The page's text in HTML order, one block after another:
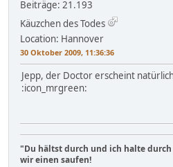
Beiträge: 21.193
Käuzchen des Todes
Location: Hannover
30 Oktober 2009, 11:36:36
Jepp, der Doctor erscheint
:icon_mrgreen:
"Du hältst durch und ich halte durch
wir einen saufen!